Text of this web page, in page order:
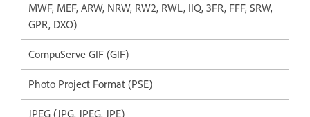
MWF, MEF, ARW, NRW, RW2, RWL, IIQ, 3FR, FFF, SRW,
GPR, DXO)
CompuServe GIF (GIF)
Photo Project Format (PSE)
JPEG (JPG, JPEG, JPE)